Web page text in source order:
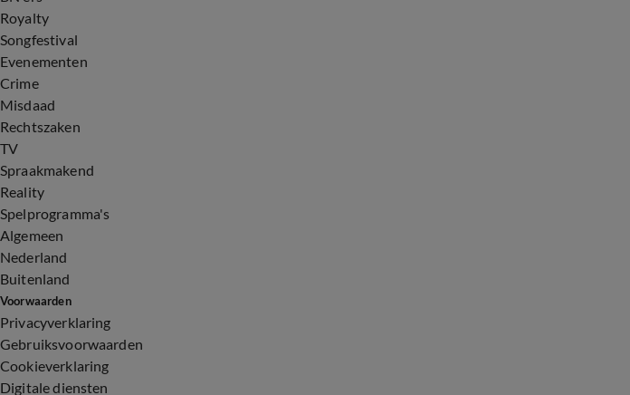
Royalty
Songfestival
Evenementen
Crime
Misdaad
Rechtszaken
TV
Spraakmakend
Reality
Spelprogramma's
Algemeen
Nederland
Buitenland
Voorwaarden
Privacyverklaring
Gebruiksvoorwaarden
Cookieverklaring
Digitale diensten